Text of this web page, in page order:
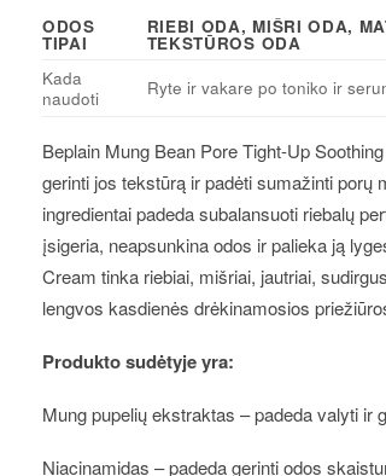
ODOS
TIPAI
RIEBI ODA, MIŠRI ODA,
TEKSTŪROS ODA
Kada
naudoti
Ryte ir vakare po toniko ir
Beplain Mung Bean Pore Tight-Up
gerinti jos tekstūrą ir padėti sumažinti
ingredientai padeda subalansuoti riebalų
įsigeria, neapsunkina odos ir palieka ją
Cream tinka riebiai, mišriai, jautriai,
lengvos kasdienės drėkinamosios
Produkto sudėtyje yra:
Mung pupelių ekstraktas – padeda valyti ir
Niacinamidas – padeda gerinti odos